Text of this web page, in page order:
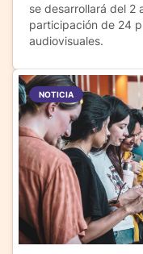
se desarrollará del 2
participación de 24
audiovisuales.
NOTICIA